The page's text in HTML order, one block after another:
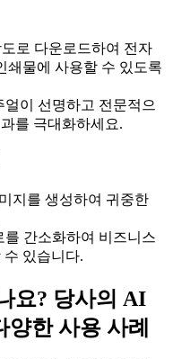
로 다운로드하여 전자
쇄물에 사용할 수 있도록
얼이 선명하고 전문적으
를 극대화하세요.
지를 생성하여 귀중한
간소화하여 비즈니스
수 있습니다.
요? 당사의 AI
한 사용 사례